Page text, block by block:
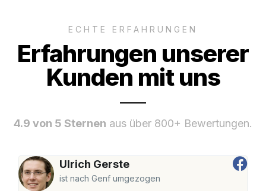
ECHTE ERFAHRUNGEN
Erfahrungen unserer
Kunden mit uns
4.9 von 5 Sternen aus über 800+ Bewertungen.
Ulrich Gerste
ist nach Genf umgezogen